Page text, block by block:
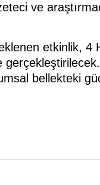
ve
etkinlik,
bellekteki